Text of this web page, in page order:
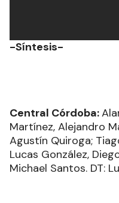
-Síntesis-
Central Córdoba:
Martínez, Alejandro
Agustín Quiroga;
Lucas González,
Michael Santos. DT: